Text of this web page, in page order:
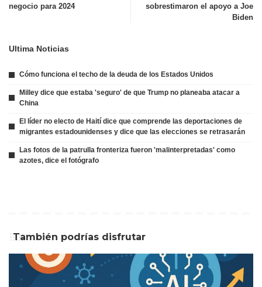
negocio para 2024
sobrestimaron el apoyo a Joe
Biden
Ultima Noticias
Cómo funciona el techo de la deuda de los Estados Unidos
Milley dice que estaba 'seguro' de que Trump no planeaba atacar a
China
El líder no electo de Haití dice que comprende las deportaciones de
migrantes estadounidenses y dice que las elecciones se retrasarán
Las fotos de la patrulla fronteriza fueron 'malinterpretadas' como
azotes, dice el fotógrafo
También podrías disfrutar